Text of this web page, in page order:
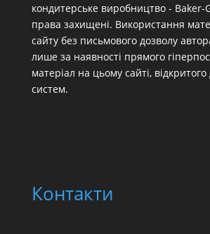
кондитерське виробництво - Baker-
права захищені. Використання
сайту без письмового дозволу
лише за наявності прямого
матеріал на цьому сайті,
систем.
Контакти